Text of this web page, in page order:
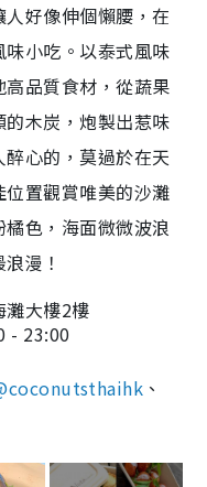
好像伸個懶腰，在
小吃。以泰式風味
品質食材，從蔬果
木炭，炮製出惹味
心的，莫過於在天
置觀賞唯美的沙灘
色，海面微微波浪
漫！
灘大樓2樓
- 23:00
、